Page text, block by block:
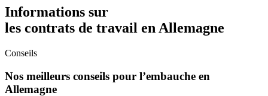
Informations sur
les contrats de travail en Allemagne
Conseils
Nos meilleurs conseils pour l’embauche en
Allemagne